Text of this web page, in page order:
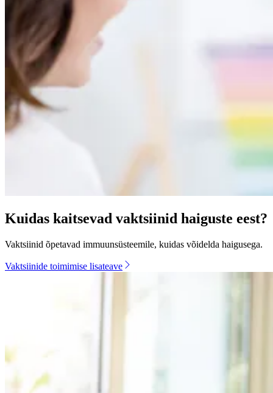
Kuidas kaitsevad vaktsiinid haiguste eest?
Vaktsiinid õpetavad immuunsüsteemile, kuidas võidelda haigusega.
Vaktsiinide toimimise lisateave